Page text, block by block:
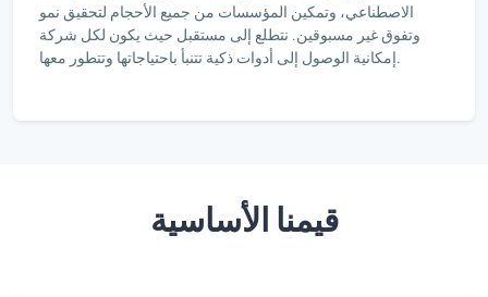
الاصطناعي، وتمكين المؤسسات من جميع الأحجام لتحقيق نمو
وتفوق غير مسبوقين. نتطلع إلى مستقبل حيث يكون لكل شركة
إمكانية الوصول إلى أدوات ذكية تتنبأ باحتياجاتها وتتطور معها.
قيمنا الأساسية